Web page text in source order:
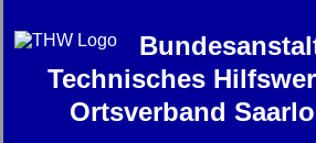
Technisches
Ortsverband